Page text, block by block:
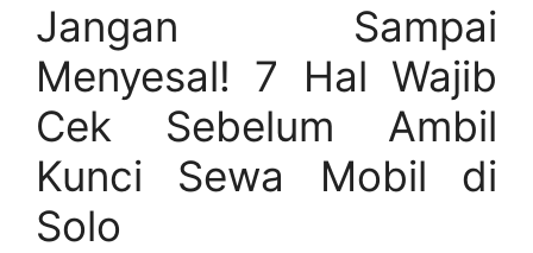
Jangan Sampai
Menyesal! 7 Hal Wajib
Cek Sebelum Ambil
Kunci Sewa Mobil di
Solo